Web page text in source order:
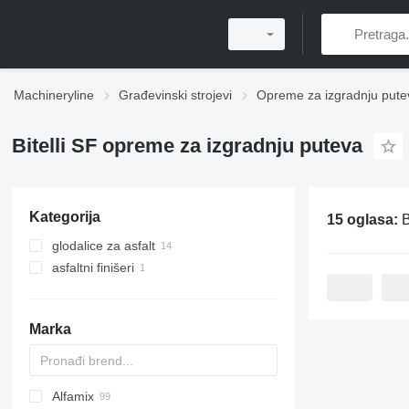
Machineryline Građevinski strojevi Opreme za izgradnju
Bitelli SF opreme za izgradnju puteva
Kategorija
glodalice za asfalt
asfaltni finišeri
Marka
Titan
Alfamix
15 oglasa: